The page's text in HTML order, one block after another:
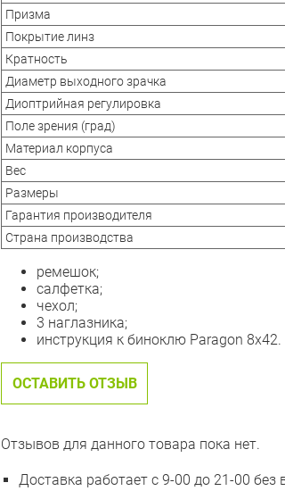
Призма
Покрытие линз
Кратность
Диаметр выходного зрачка
Диоптрийная регулировка
Поле зрения (град)
Материал корпуса
Вес
Размеры
Гарантия производителя
Страна производства
ремешок;
салфетка;
чехол;
3 наглазника;
инструкция к биноклю Paragon 8x42.
ОСТАВИТЬ ОТЗЫВ
Отзывов для данного товара пока нет.
Доставка работает с 9-00 до 21-00 без